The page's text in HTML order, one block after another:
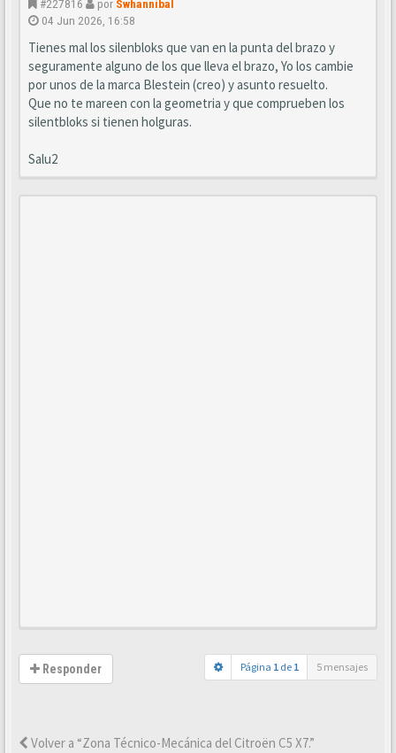
#227816 por Swhannibal
04 Jun 2026, 16:58
Tienes mal los silenbloks que van en la punta del brazo y
seguramente alguno de los que lleva el brazo, Yo los cambie
por unos de la marca Blestein (creo) y asunto resuelto.
Que no te mareen con la geometria y que comprueben los
silentbloks si tienen holguras.
Salu2
Responder Página 1 de 1 5 mensajes
Volver a “Zona Técnico-Mecánica del Citroën C5 X7.”